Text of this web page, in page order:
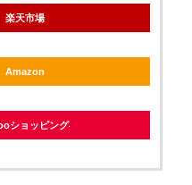
楽天市場
Amazon
ショッピング